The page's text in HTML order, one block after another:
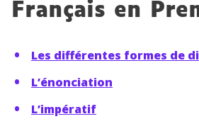
Français en
Les différentes formes de
L’énonciation
L’impératif